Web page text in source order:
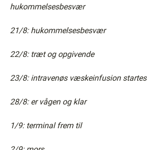
hukommelsesbesvær
21/8: hukommelsesbesvær
22/8: træt og opgivende
23/8: intravenøs væskeinfusion startes
28/8: er vågen og klar
1/9: terminal frem til